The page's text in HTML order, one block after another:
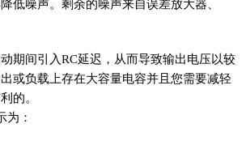
低噪声。剩余的噪声来自误差放大器、
期间引入RC延迟，从而导致输出电压以较
或负载上存在大容量电容并且您需要减轻
的。
为：